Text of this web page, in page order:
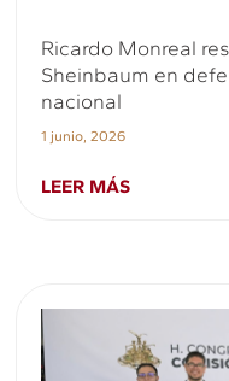
Ricardo Monreal
Sheinbaum en
nacional
1 junio, 2026
LEER MÁS